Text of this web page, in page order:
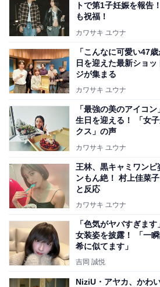
トで第1子妊娠を報告
も祝福！
カワサキ ユウナ
「こんなに可愛い47
日を迎えた最新ショ
ジが集まる
カワサキ ユウナ
「最強の美のアイコ
生日を迎える！ 「女
クス」の声
カワサキ ユウナ
王林、黒キャミワン
ンもん絶！ 村上佳菜
と反応
カワサキ ユウナ
「色気がヤバすぎま
女装姿を披露！ 「一
希に似てます」
吉岡 誠悦
NiziU・アヤカ、かわ